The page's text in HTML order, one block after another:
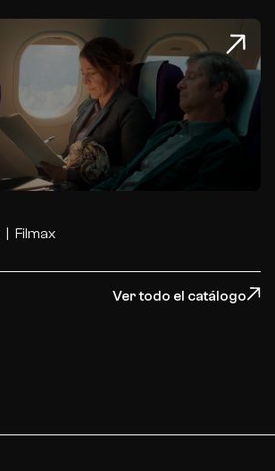
Mi amiga Eva
Filmax
Ver todo el catálogo